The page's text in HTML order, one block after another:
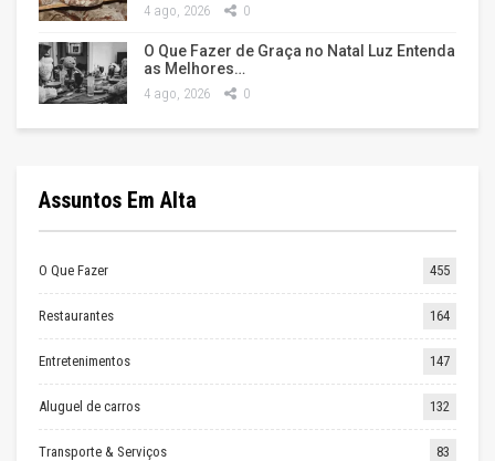
4 ago, 2026 0
O Que Fazer de Graça no Natal Luz Entenda
as Melhores…
4 ago, 2026 0
Assuntos Em Alta
O Que Fazer 455
Restaurantes 164
Entretenimentos 147
Aluguel de carros 132
Transporte & Serviços 83